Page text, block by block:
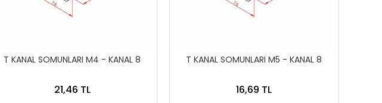
T KANAL SOMUNLARI M4 - KANAL 8
21,46 TL
T KANAL SOMUNLARI M5 - KANAL 8
16,69 TL